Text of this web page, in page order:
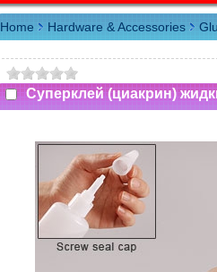
Home Hardware & Accessories
Суперклей (циакрин)